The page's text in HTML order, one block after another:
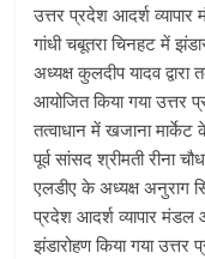
उत्तर प्रदेश आदर्श व्यापार
गांधी चबूतरा चिनहट में
अध्यक्ष कुलदीप यादव द्वारा
आयोजित किया गया उत्तर
तत्वाधान में खजाना
पूर्व सांसद श्रीमती रीना
एलडीए के अध्यक्ष अनुराग
प्रदेश आदर्श व्यापार
झंडारोहण किया गया उत्तर